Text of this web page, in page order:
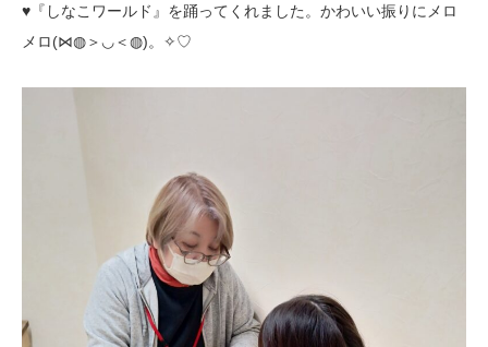
♥『しなこワールド』を踊ってくれました。かわいい振りにメロ
メロ(⋈◍＞◡＜◍)。✧♡